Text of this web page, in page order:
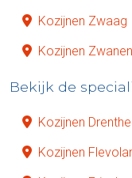
Kozijnen Zwaag
Kozijnen
Bekijk de
Kozijnen Drenthe
Kozijnen